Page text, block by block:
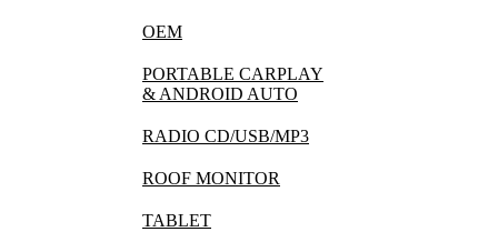
OEM
PORTABLE CARPLAY
& ANDROID AUTO
RADIO CD/USB/MP3
ROOF MONITOR
TABLET